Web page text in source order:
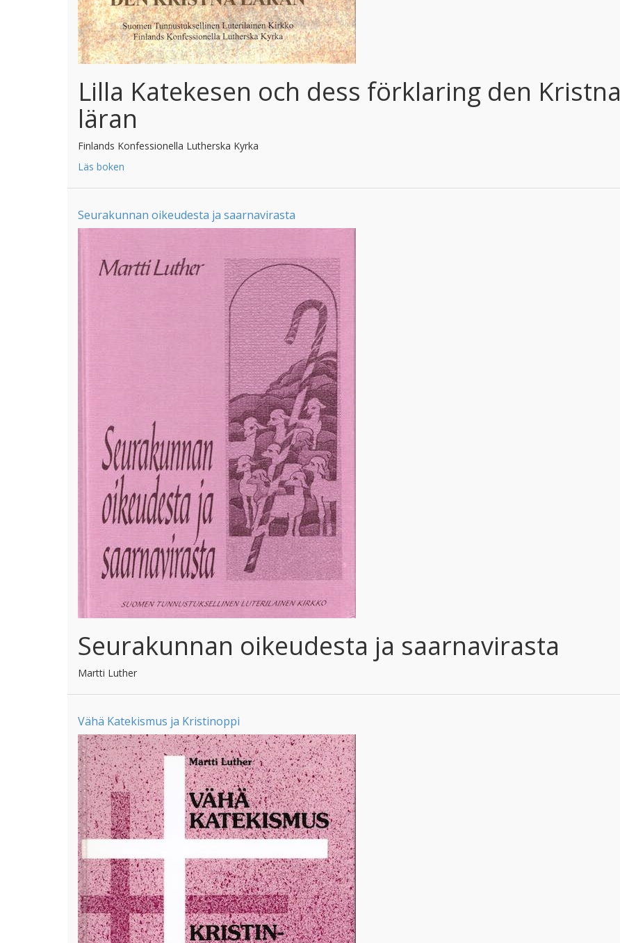
Lilla Katekesen och dess förklaring den Kristna
läran
Finlands Konfessionella Lutherska Kyrka
Läs boken
Seurakunnan oikeudesta ja saarnavirasta
Seurakunnan oikeudesta ja saarnavirasta
Martti Luther
Vähä Katekismus ja Kristinoppi